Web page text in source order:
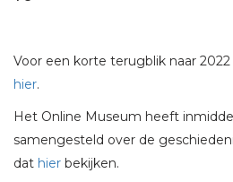
Voor een korte terugblik naar
hier.
Het Online Museum heeft
samengesteld over de
dat hier bekijken.